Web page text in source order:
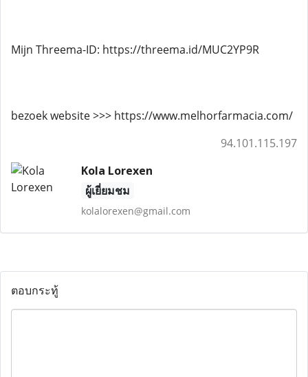
Mijn Threema-ID: https://threema.id/MUC2YP9R
bezoek website >>> https://www.melhorfarmacia.com/
94.101.115.197
Kola Lorexen
ผู้เยี่ยมชม
kolalorexen@gmail.com
ตอบกระทู้